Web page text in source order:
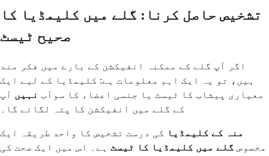
تشخیص حاصل کرنا: گلے میں کلیمڈیا کا
صحیح ٹیسٹ
اگر آپ گلے کے ممکنہ انفیکشن کے بارے میں فکر مند
ہیں، تو یہ ایک اہم معلومات ہے: کلیمڈیا کے لیے ایک
معیاری پیشاب کا ٹیسٹ یا جنسی اعضاء کا سوآب نہیں آپ
کے گلے میں انفیکشن کا پتہ لگائے گا۔
منہ کے کلیمڈیا کی درست تشخیص کا واحد طریقہ ایک
مخصوص گلے میں کلیمڈیا کا ٹیسٹ ہے۔ اس میں ایک صحت کی